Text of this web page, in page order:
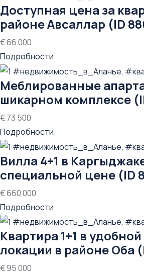
Доступная цена за
районе Авсаллар (ID
€ 66 000
Подробности
Меблированные
шикарном комплексе
€ 73 500
Подробности
Вилла 4+1 в
специальной цене (ID
€ 660 000
Подробности
Квартира 1+1 в
локации в районе Оба
€ 95 000